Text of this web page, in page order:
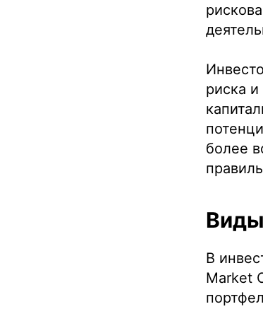
риска
более
Виды
В
Market